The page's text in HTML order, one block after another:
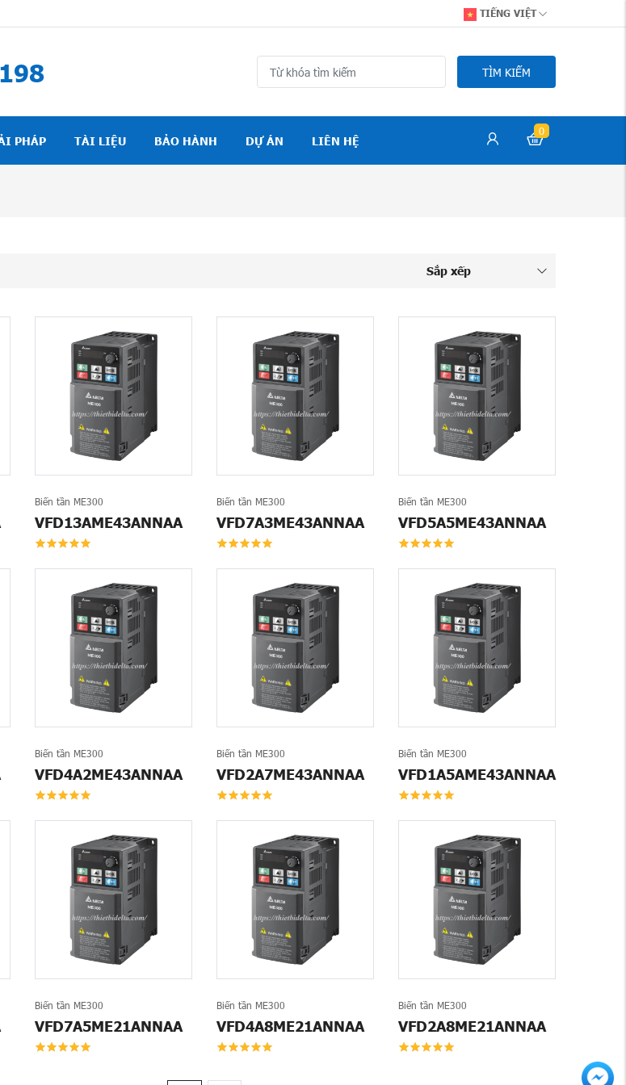
TIẾNG VIỆT
TÌM KIẾM
PHÁP TÀI LIỆU BẢO HÀNH DỰ ÁN LIÊN HỆ
0
Sắp xếp
Biến tần ME300
VFD13AME43ANNAA
Biến tần ME300
VFD7A3ME43ANNAA
Biến tần ME300
VFD5A5ME43ANNAA
Biến tần ME300
VFD4A2ME43ANNAA
Biến tần ME300
VFD2A7ME43ANNAA
Biến tần ME300
VFD1A5AME43ANNAA
Biến tần ME300
VFD7A5ME21ANNAA
Biến tần ME300
VFD4A8ME21ANNAA
Biến tần ME300
VFD2A8ME21ANNAA